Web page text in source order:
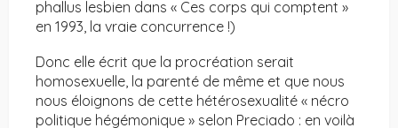
phallus lesbien dans « Ces corps qui comptent »
en 1993, la vraie concurrence !)
Donc elle écrit que la procréation serait
homosexuelle, la parenté de même et que nous
nous éloignons de cette hétérosexualité « nécro
politique hégémonique » selon Preciado : en voilà